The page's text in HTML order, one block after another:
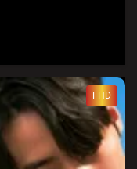
FHD